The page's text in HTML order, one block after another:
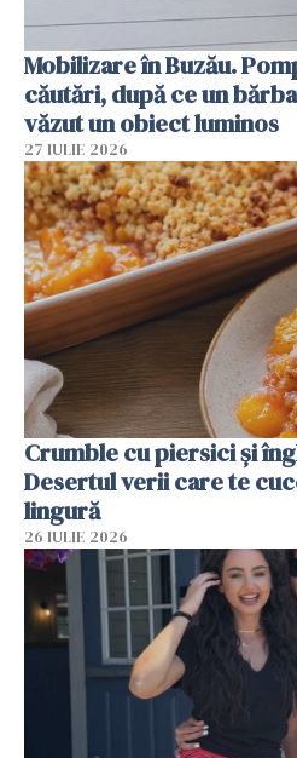
Mobilizare în Buzău.
căutări, după ce un
văzut un obiect luminos
27 IULIE 2026
Crumble cu piersici și
Desertul verii care te
lingură
26 IULIE 2026